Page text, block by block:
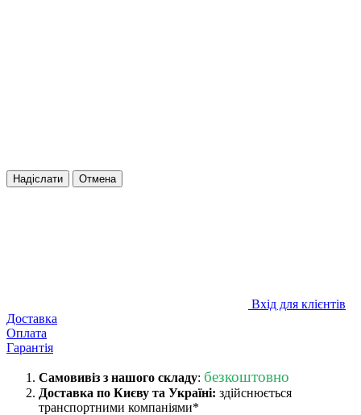
Надіслати Отмена
Вхід для клієнтів
Доставка
Оплата
Гарантія
Самовивіз з нашого складу: безкоштовно
Доставка по Києву та Україні: здійснюється
транспортними компаніями*